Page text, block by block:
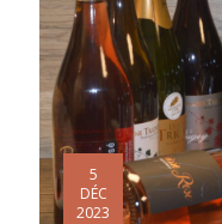
5
DÉC
2023